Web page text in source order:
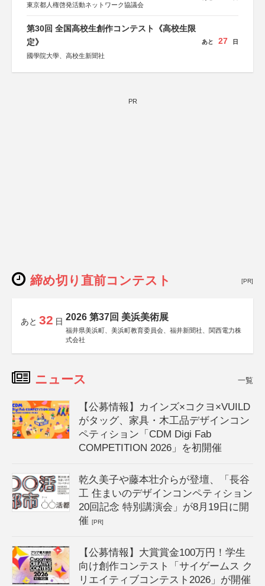
東京都人権啓発活動ネットワーク協議会
第30回 全国高校生創作コンテスト《高校生限
定》
國學院大學、高校生新聞社
あと 27 日
PR
締め切り直前コンテスト [PR]
あと 32 日 2026 第37回 美浜美術展
福井県美浜町、美浜町教育委員会、福井新聞社、関西電力株
式会社
ニュース 一覧
【公募情報】カインズ×コクヨ×VUILD
がタッグ、家具・木工品デザインコン
ペティション「CDM Digi Fab
COMPETITION 2026」を初開催
乾久美子や藤本壮介らが登壇、「長谷
工 住まいのデザインコンペティション
20回記念 特別講演会」が8月19日に開
催[PR]
【公募情報】大賞賞金100万円！学生
向け創作コンテスト「サイゲームス ク
リエイティブコンテスト2026」が開催